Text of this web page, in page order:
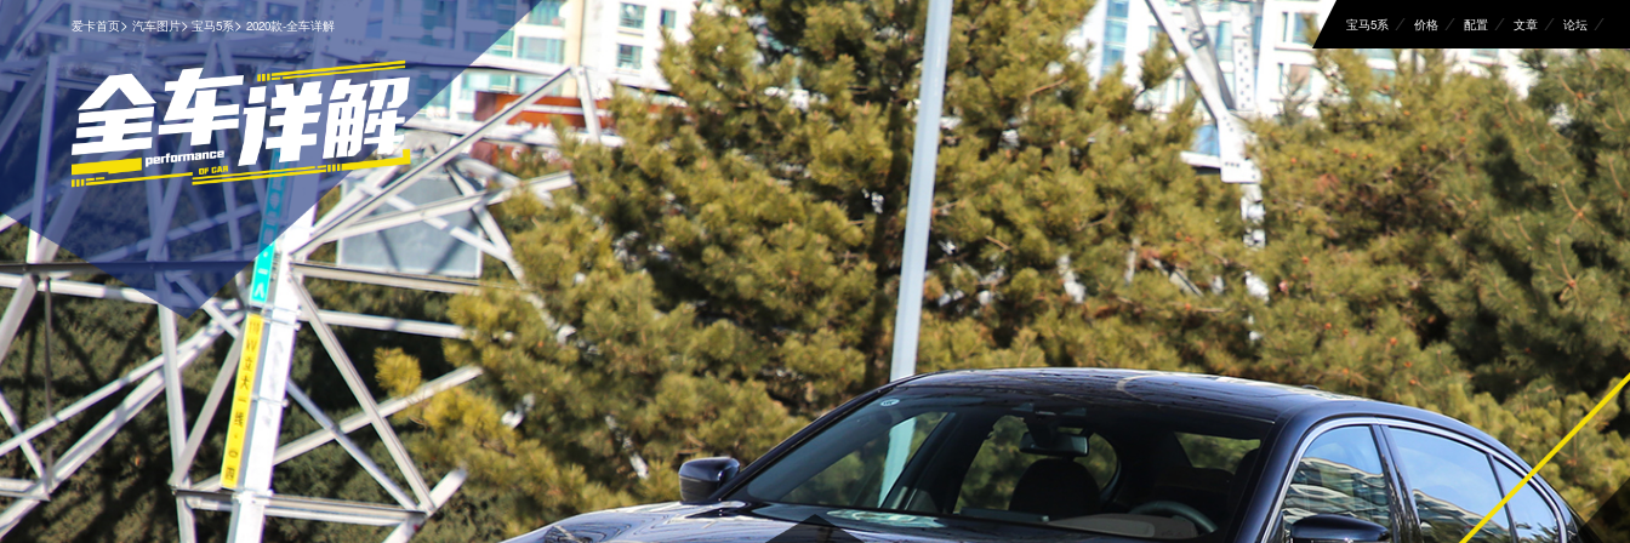
爱卡首页> 汽车图片>宝马5系>2020款-全车详解 宝马5系 价格 配置 文章 论坛